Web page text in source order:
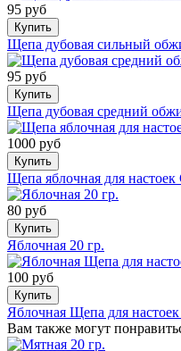
95 руб
Купить
Щепа дубовая сильный
95 руб
Купить
Щепа дубовая средний
1000 руб
Купить
Щепа яблочная для
80 руб
Купить
Яблочная 20 гр.
100 руб
Купить
Яблочная Щепа для
Вам также могут